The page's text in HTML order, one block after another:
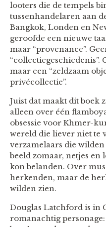
looters die de tempels
tussenhandelaren aan
Bangkok, Londen en
geroofde een nieuwe
maar “provenance”.
“collectiegeschiedenis”.
maar een “zeldzaam
privécollectie”.
Juist dat maakt dit boek
alleen over één
obsessie voor Khmer-
wereld die liever niet te
verzamelaars die
beeld zomaar, netjes
kon belanden. Over
herkenden, maar de
wilden zien.
Douglas Latchford is in
romanachtig